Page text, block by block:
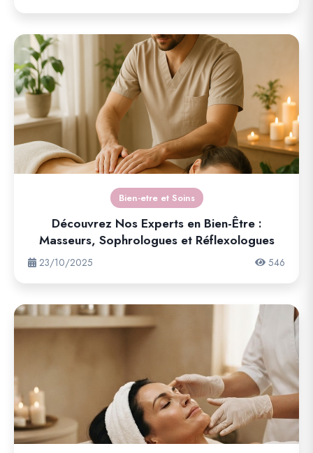
Bien-etre et Soins
Découvrez Nos Experts en Bien-Être :
Masseurs, Sophrologues et Réflexologues
23/10/2025 546